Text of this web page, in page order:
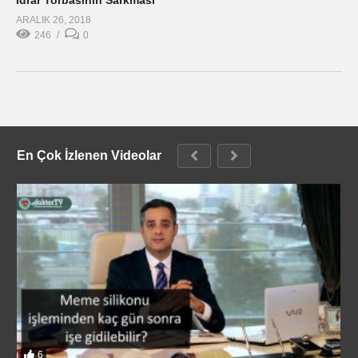
ARALIK 26, 2018
246
0
En Çok İzlenen Videolar
6